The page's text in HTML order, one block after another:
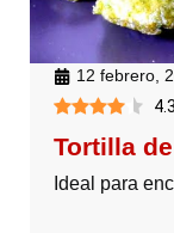
12 febrero,
4.3
Tortilla
Ideal para